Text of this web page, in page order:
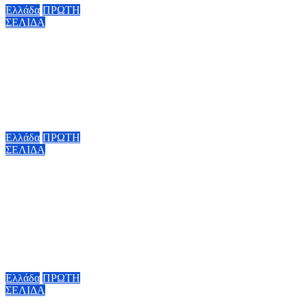
Ελλάδα ΠΡΩΤΗ
ΣΕΛΙΔΑ
Ελλάδα ΠΡΩΤΗ
ΣΕΛΙΔΑ
Ελλάδα ΠΡΩΤΗ
ΣΕΛΙΔΑ